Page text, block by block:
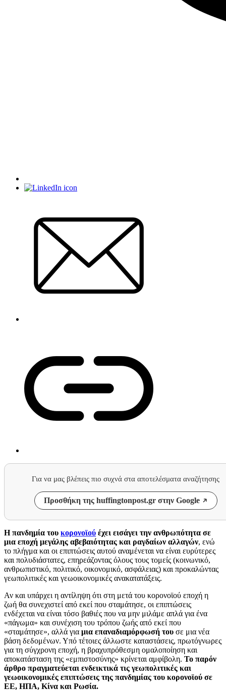
Για να μας βλέπεις πιο συχνά στα αποτελέσματα αναζήτησης
Προσθήκη της huffingtonpost.gr στην Google
Η πανδημία του κορονοϊού έχει εισάγει την ανθρωπότητα σε
μια εποχή μεγάλης αβεβαιότητας και ραγδαίων αλλαγών, ενώ
το πλήγμα και οι επιπτώσεις αυτού αναμένεται να είναι ευρύτερες
και πολυδιάστατες, επηρεάζοντας όλους τους τομείς (κοινωνικό,
ανθρωπιστικό, πολιτικό, οικονομικό, ασφάλειας) και προκαλώντας
γεωπολιτικές και γεωοικονομικές ανακατατάξεις.
Αν και υπάρχει η αντίληψη ότι στη μετά του κορονοϊού εποχή η
ζωή θα συνεχιστεί από εκεί που σταμάτησε, οι επιπτώσεις
ενδέχεται να είναι τόσο βαθιές που να μην μιλάμε απλά για ένα
«πάγωμα» και συνέχιση του τρόπου ζωής από εκεί που
«σταμάτησε», αλλά για μια επαναδιαμόρφωσή του σε μια νέα
βάση δεδομένων. Υπό τέτοιες άλλωστε καταστάσεις, πρωτόγνωρες
για τη σύγχρονη εποχή, η βραχυπρόθεσμη ομαλοποίηση και
αποκατάσταση της «εμπιστοσύνης» κρίνεται αμφίβολη. Το παρόν
άρθρο πραγματεύεται ενδεικτικά τις γεωπολιτικές και
γεωοικονομικές επιπτώσεις της πανδημίας του κορονοϊού σε
ΕΕ, ΗΠΑ, Κίνα και Ρωσία.